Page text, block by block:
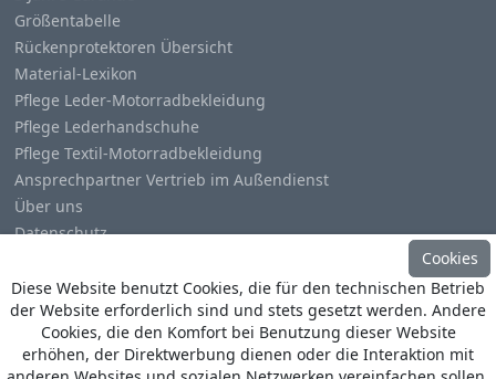
Größentabelle
Rückenprotektoren Übersicht
Material-Lexikon
Pflege Leder-Motorradbekleidung
Pflege Lederhandschuhe
Pflege Textil-Motorradbekleidung
Ansprechpartner Vertrieb im Außendienst
Über uns
Datenschutz
Cookies
Diese Website benutzt Cookies, die für den technischen Betrieb
der Website erforderlich sind und stets gesetzt werden. Andere
Cookies, die den Komfort bei Benutzung dieser Website
erhöhen, der Direktwerbung dienen oder die Interaktion mit